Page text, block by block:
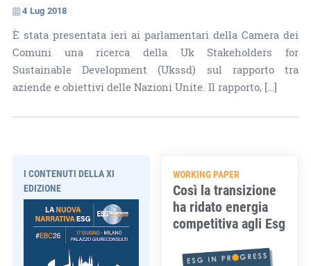
4 Lug 2018
È stata presentata ieri ai parlamentari della Camera dei
Comuni una ricerca della Uk Stakeholders for
Sustainable Development (Ukssd) sul rapporto tra
aziende e obiettivi delle Nazioni Unite. Il rapporto, […]
I CONTENUTI DELLA XI
EDIZIONE
WORKING PAPER
Così la transizione
ha ridato energia
competitiva agli Esg